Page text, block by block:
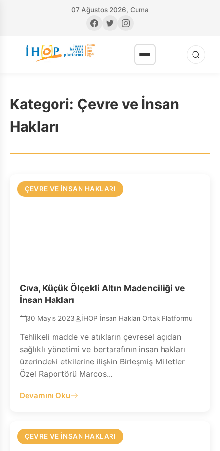
07 Ağustos 2026, Cuma
Kategori: Çevre ve İnsan
Hakları
ÇEVRE VE İNSAN HAKLARI
Cıva, Küçük Ölçekli Altın Madenciliği ve
İnsan Hakları
30 Mayıs 2023 İHOP İnsan Hakları Ortak Platformu
Tehlikeli madde ve atıkların çevresel açıdan
sağlıklı yönetimi ve bertarafının insan hakları
üzerindeki etkilerine ilişkin Birleşmiş Milletler
Özel Raportörü Marcos...
Devamını Oku
ÇEVRE VE İNSAN HAKLARI